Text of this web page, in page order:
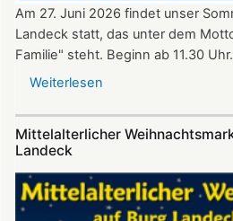
Am 27. Juni 2026 findet unser
Landeck statt, das unter dem
Familie" steht. Beginn ab 11.30 Uhr.
Weiterlesen
Burg
Mittelalterlicher
Landeck